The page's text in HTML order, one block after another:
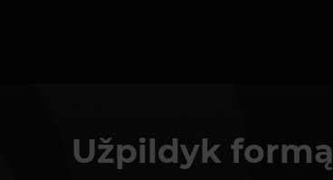
Užpildyk formą